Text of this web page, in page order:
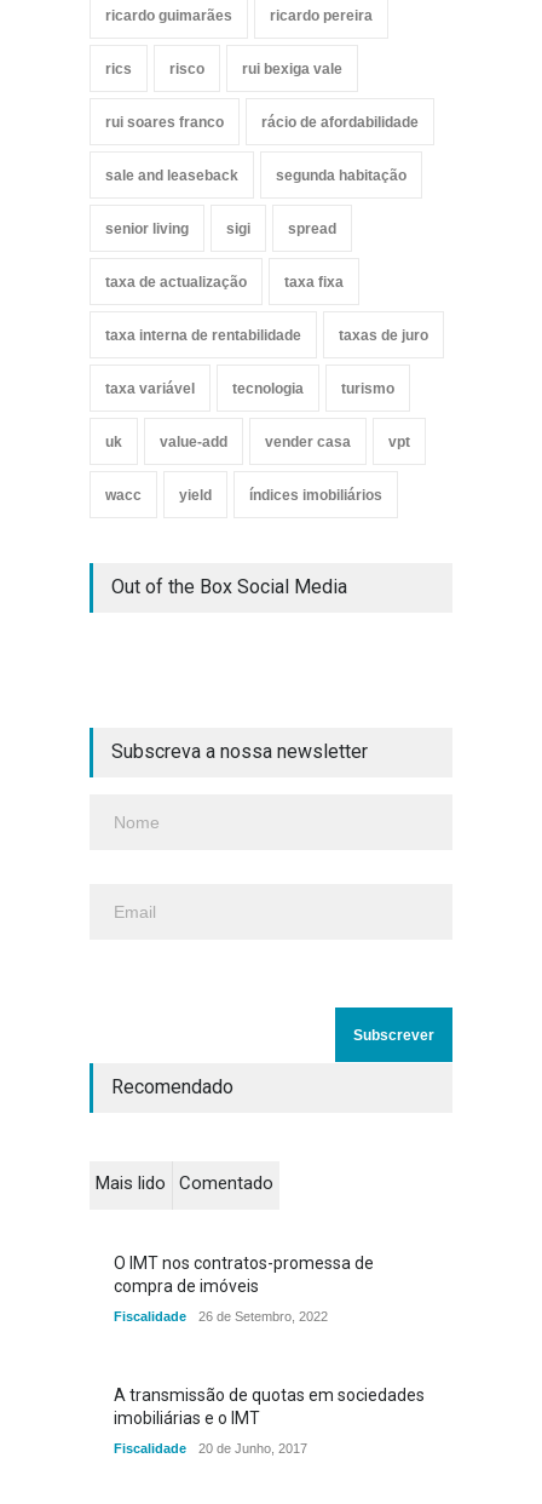
ricardo guimarães ricardo pereira
rics risco rui bexiga vale
rui soares franco rácio de afordabilidade
sale and leaseback segunda habitação
senior living sigi spread
taxa de actualização taxa fixa
taxa interna de rentabilidade taxas de juro
taxa variável tecnologia turismo
uk value-add vender casa vpt
wacc yield índices imobiliários
Out of the Box Social Media
Subscreva a nossa newsletter
Recomendado
Mais lido Comentado
O IMT nos contratos-promessa de
compra de imóveis
Fiscalidade 26 de Setembro, 2022
A transmissão de quotas em sociedades
imobiliárias e o IMT
Fiscalidade 20 de Junho, 2017